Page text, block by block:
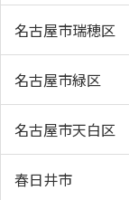
名古屋市瑞穂区
名古屋市緑区
名古屋市天白区
春日井市